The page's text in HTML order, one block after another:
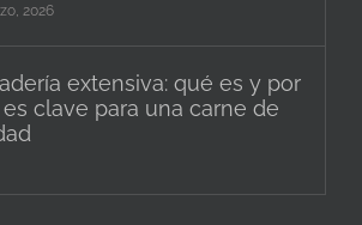
2026
extensiva: qué es y por
clave para una carne de